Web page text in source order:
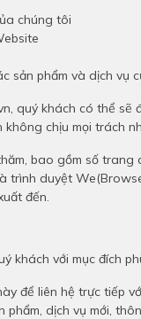
chúng tôi
sản phẩm và dịch vụ
quý khách có thể
chịu mọi trách
bao gồm số
duyệt
đến.
khách với mục đích
để liên hệ trực tiếp
dịch vụ mới,